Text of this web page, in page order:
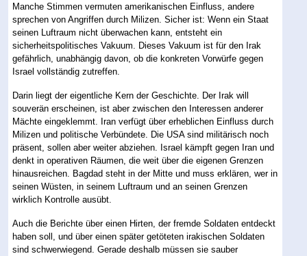
Manche Stimmen vermuten amerikanischen Einfluss, andere
sprechen von Angriffen durch Milizen. Sicher ist: Wenn ein Staat
seinen Luftraum nicht überwachen kann, entsteht ein
sicherheitspolitisches Vakuum. Dieses Vakuum ist für den Irak
gefährlich, unabhängig davon, ob die konkreten Vorwürfe gegen
Israel vollständig zutreffen.
Darin liegt der eigentliche Kern der Geschichte. Der Irak will
souverän erscheinen, ist aber zwischen den Interessen anderer
Mächte eingeklemmt. Iran verfügt über erheblichen Einfluss durch
Milizen und politische Verbündete. Die USA sind militärisch noch
präsent, sollen aber weiter abziehen. Israel kämpft gegen Iran und
denkt in operativen Räumen, die weit über die eigenen Grenzen
hinausreichen. Bagdad steht in der Mitte und muss erklären, wer in
seinen Wüsten, in seinem Luftraum und an seinen Grenzen
wirklich Kontrolle ausübt.
Auch die Berichte über einen Hirten, der fremde Soldaten entdeckt
haben soll, und über einen später getöteten irakischen Soldaten
sind schwerwiegend. Gerade deshalb müssen sie sauber